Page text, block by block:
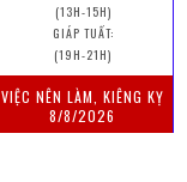
(13H-15H)
GIÁP TUẤT:
(19H-21H)
VIỆC NÊN LÀM, KIÊNG KỴ
8/8/2026